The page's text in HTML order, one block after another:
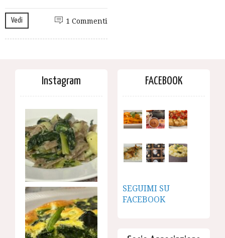
Vedi 1 Commenti
Instagram FACEBOOK
SEGUIMI SU
FACEBOOK